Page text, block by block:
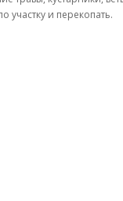
и перекопать.